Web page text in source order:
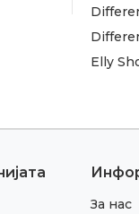
Elly
За нас